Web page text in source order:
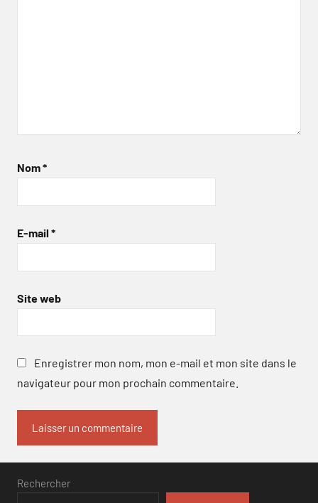
Nom*
E-mail *
Site web
Enregistrer mon nom, mon e-mail et mon site dans le
navigateur pour mon prochain commentaire.
Rechercher